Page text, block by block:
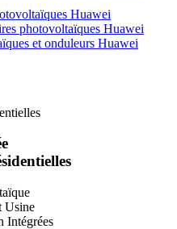
Huawei
photovoltaïques Huawei
et onduleurs Huawei
Usine
Intégrées